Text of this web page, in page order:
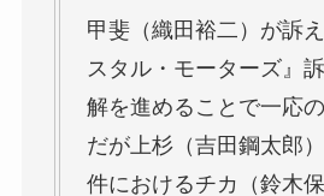
甲斐（織田裕二）が訴
スタル・モーターズ』
解を進めることで一応の
だが上杉（吉田鋼太郎
件におけるチカ（鈴木